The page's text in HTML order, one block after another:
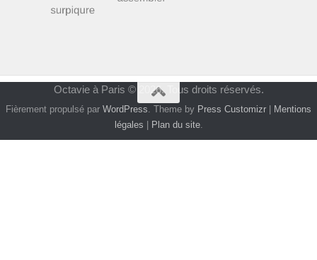
Octavie à Paris © 2026. Tous droits réservés.
Fièrement propulsé par WordPress. Theme by Press Customizr
Mentions
légales
Plan du site.